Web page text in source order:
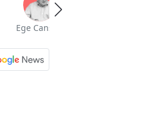
Ege Cansen